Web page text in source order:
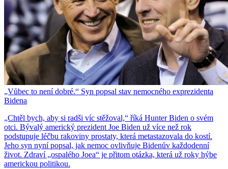
„Vůbec to není dobré.“ Syn popsal stav nemocného exprezidenta
Bidena
„Chtěl bych, aby si radši víc stěžoval,“ říká Hunter Biden o svém
otci. Bývalý americký prezident Joe Biden už více než rok
podstupuje léčbu rakoviny prostaty, která metastazovala do kostí.
Jeho syn nyní popsal, jak nemoc ovlivňuje Bidenův každodenní
život. Zdraví „ospalého Joea“ je přitom otázka, která už roky hýbe
americkou politikou.